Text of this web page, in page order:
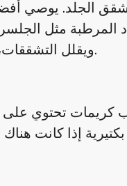
تشقق الجلد. يوصي
المرطبة مثل
ويقلل التشققات، خاصة عند استخدامه بعد الاستحمام أو غسل اليدين.
تحتوي على
إذا كانت